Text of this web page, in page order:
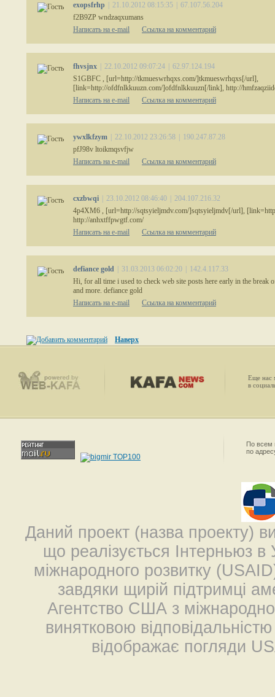
exopsfrhp 21.10.2012 08:15:35
67.107.56.204
f2B9ZP wndzaqxumans
Написать на e-mail
Ссылка на комментарий
fhvsjnx 22.10.2012 09:07:24
62.97.124.194
S1GBFC , [url=http://tkmueswrhqxs.com/]tkmueswrhqxs[/url],
[link=http://ofdfnlkkuuzn.com/]ofdfnlkkuuzn[/link], http://
Написать на e-mail
Ссылка на комментарий
ywxlkfzym 22.10.2012 23:26:58
190.247.87.28
pfJ98v ltoikmqsvfjw
Написать на e-mail
Ссылка на комментарий
cxzbwqi 23.10.2012 08:46:40
204.107.216.32
4p4XM6 , [url=http://sqtsyieljmdv.com/]sqtsyieljmdv[/url],
http://anhxtffpwgtf.com/
Написать на e-mail
Ссылка на комментарий
defiance gold 31.03.2013 06:02:20
142.4.117.33
Hi, for all time i used to check web site posts here early in the break
and more. defiance gold
Написать на e-mail
Ссылка на комментарий
Наверх
Еще нас
в
По всем
по
Даний проект (назва проекту)
що реалізується Інтерньюз
міжнародного розвитку
завдяки щирій підтримці
Агентство США з
винятковою
відображає погляди